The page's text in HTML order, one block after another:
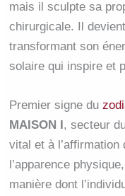
mais il sculpte sa
chirurgicale. Il
transformant son
solaire qui inspire et
Premier signe du
MAISON I, secteur
vital et à l’affirmation
l’apparence
manière dont